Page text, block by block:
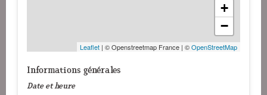
+
−
Leaflet | © Openstreetmap France | ©OpenStreetMap
Informations générales
Date et heure